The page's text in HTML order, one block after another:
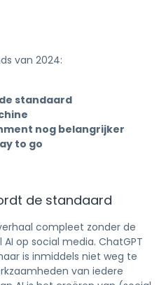
van 2024:
standaard
nog belangrijker
to go
de standaard
compleet zonder de
op social media. ChatGPT
is inmiddels niet weg te
van iedere